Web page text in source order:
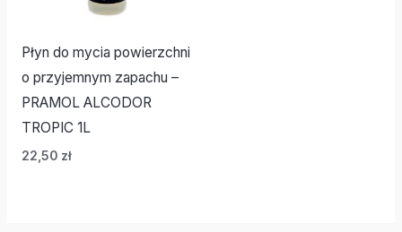
Płyn do mycia powierzchni
o przyjemnym zapachu –
PRAMOL ALCODOR
TROPIC 1L
22,50 zł